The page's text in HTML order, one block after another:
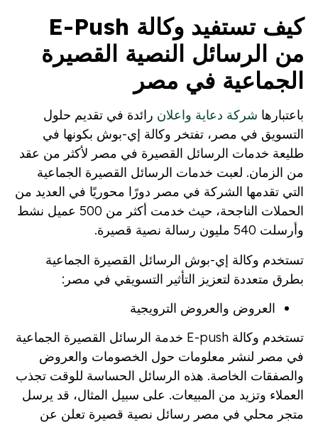
كيف تستفيد وكالة E-Push
من الرسائل النصية القصيرة
الجماعية في مصر
باعتبارها شركة دعاية واعلان رائدة في تقديم حلول
التسويق في مصر، تفتخر وكالة إي-بوش بكونها في
طليعة خدمات الرسائل القصيرة في مصر لأكثر من عقد
من الزمان. لعبت خدمات الرسائل القصيرة الجماعية
التي تقدمها الشركة في مصر دورًا محوريًا في العديد من
الحملات الناجحة، حيث خدمت أكثر من 500 عميل نشط
وأرسلت 540 مليون رسالة نصية قصيرة.
تستخدم وكالة إي-بوش الرسائل القصيرة الجماعية
بطرق متعددة لتعزيز التأثير التسويقي في مصر:
العروض والعروض الترويجية
تستخدم وكالة E-push خدمة الرسائل القصيرة الجماعية
في مصر لنشر معلومات حول الخصومات والعروض
والصفقات الخاصة. هذه الرسائل الحساسة للوقت تجذب
العملاء وتزيد من المبيعات. على سبيل المثال، قد يرسل
متجر محلي في مصر رسائل نصية قصيرة تعلن عن